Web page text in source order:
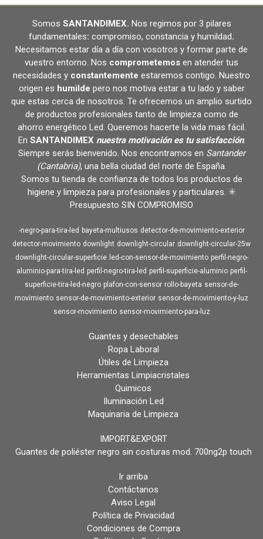
Somos SANTANDIMEX. Nos regimos por 3 pilares
fundamentales: compromiso, constancia y humildad.
Necesitamos estar día a día con vosotros y formar parte de
vuestro entorno. Nos comprometemos en atender tus
necesidades y constantemente estaremos contigo. Nuestro
origen es humilde pero nos motiva estar a tu lado y saber
que estas cerca de nosotros. Te ofrecemos un amplio surtido
de productos profesionales tanto de limpieza como de
ahorro energético Led. Queremos hacerte la vida mas fácil.
En SANTANDIMEX nuestra motivación es tu satisfacción.
Siempre serás bienvenido. Nos encontramos en Santander
(Cantabria), una bella ciudad del norte de España.
Somos tu tienda de confianza de todos los productos de
higiene y limpieza para profesionales y particulares. ✳️
Presupuesto SIN COMPROMISO
-negro-para-tira-led bayeta-multiusos detector-de-movimiento-exterior
detector-movimiento downlight downlight-circular downlight-circular-25w
downlight-circular-superficie
led-con-sensor-de-movimiento perfil-negro-
aluminio-para-tira-led perfil-negro-tira-led perfil-superficie-aluminio perfil-
superficie-tira-led-negro plafon-con-sensor rollo-bayeta sensor-de-
movimiento sensor-de-movimiento-exterior sensor-de-movimiento-y-luz
sensor-movimiento sensor-movimiento-para-luz
Guantes y desechables
Ropa Laboral
Útiles de Limpieza
Herramientas Limpiacristales
Quimicos
Iluminación Led
Maquinaria de Limpieza
IMPORT&EXPORT
Guantes de poliéster negro sin costuras mod. 700ng2p touch
Ir arriba
Contáctanos
Aviso Legal
Política de Privacidad
Condiciones de Compra